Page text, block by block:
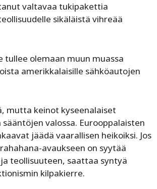
valtavaa tukipakettia
sikäläistä vihreää
tullee olemaan muun muassa
amerikkalaisille sähköautojen
mutta keinot kyseenalaiset
valossa. Eurooppalaisten
jäädä vaarallisen heikoiksi. Jos
avaukseen on syytää
teollisuuteen, saattaa syntyä
kilpakierre.